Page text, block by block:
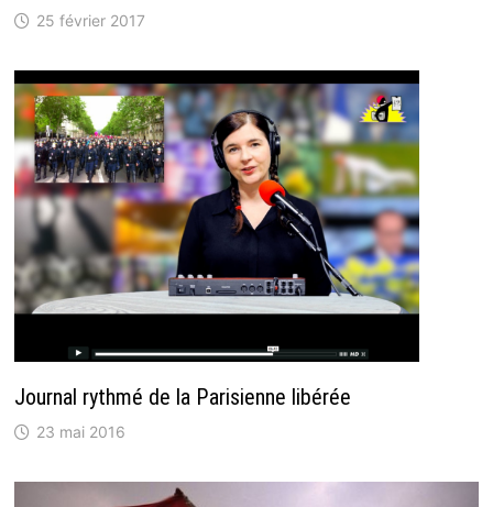
25 février 2017
Journal rythmé de la Parisienne libérée
23 mai 2016